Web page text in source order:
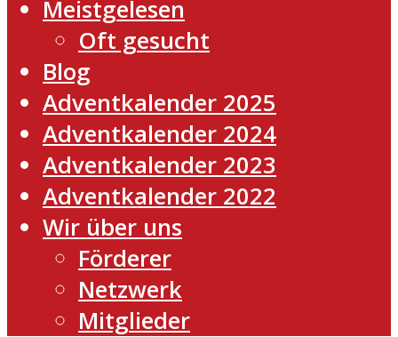
Meistgelesen
Oft gesucht
Blog
Adventkalender 2025
Adventkalender 2024
Adventkalender 2023
Adventkalender 2022
Wir über uns
Förderer
Netzwerk
Mitglieder